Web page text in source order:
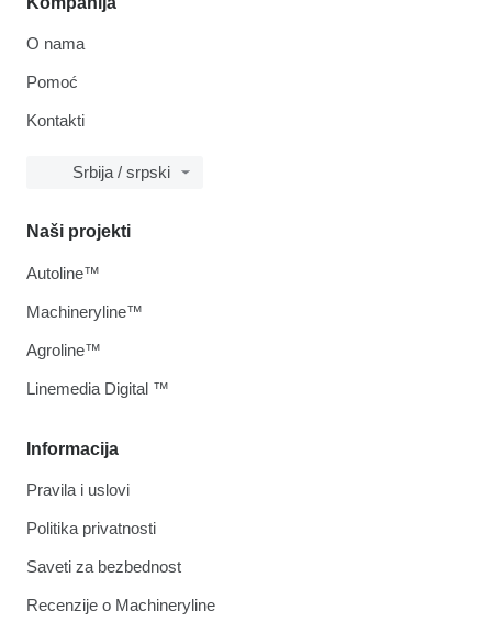
O nama
Pomoć
Kontakti
Srbija / srpski
Informacija
Pravila i uslovi
Politika privatnosti
Saveti za bezbednost
Recenzije o Machineryline
Naši projekti
Autoline™
Machineryline™
Agroline™
Linemedia Digital ™